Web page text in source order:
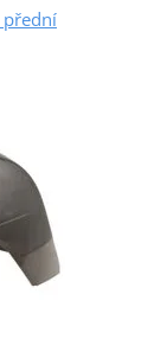
přední